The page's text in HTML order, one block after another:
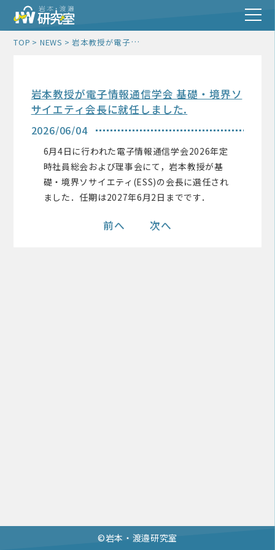
TOP NEWS 岩本教授が電子情報通信学会 基礎・境界ソサイエティ会長に就任しました.
岩本教授が電子情報通信学会 基礎・境界ソ
サイエティ会長に就任しました.
2026/06/04
6月4日に行われた電子情報通信学会2026年定
時社員総会および理事会にて，岩本教授が基
礎・境界ソサイエティ(ESS)の会長に選任され
ました．任期は2027年6月2日までです．
前へ 次へ
©︎岩本・渡邉研究室